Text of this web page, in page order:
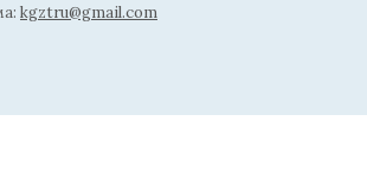
kgztru@gmail.com